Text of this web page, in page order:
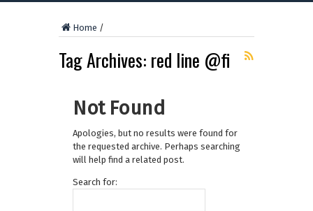
Home /
Tag Archives: red line @fi
Not Found
Apologies, but no results were found for
the requested archive. Perhaps searching
will help find a related post.
Search for: